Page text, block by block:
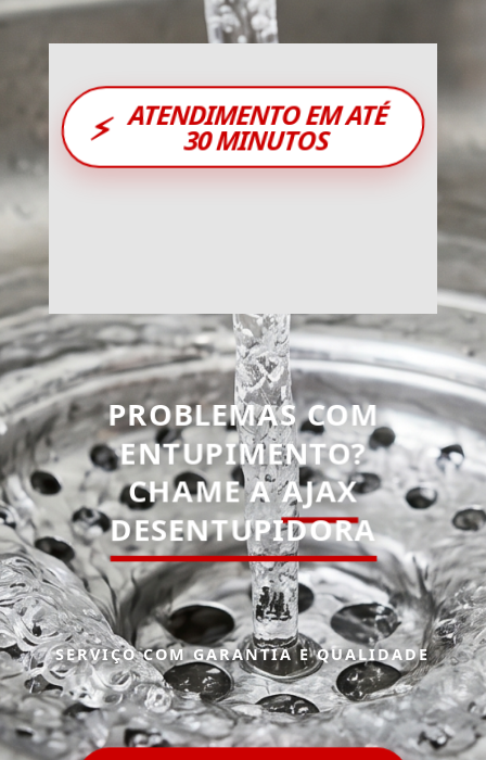
⚡ ATENDIMENTO EM ATÉ
30 MINUTOS
PROBLEMAS COM
ENTUPIMENTO?
CHAME AAJAX
DESENTUPIDORA
SERVIÇO COM GARANTIA E QUALIDADE